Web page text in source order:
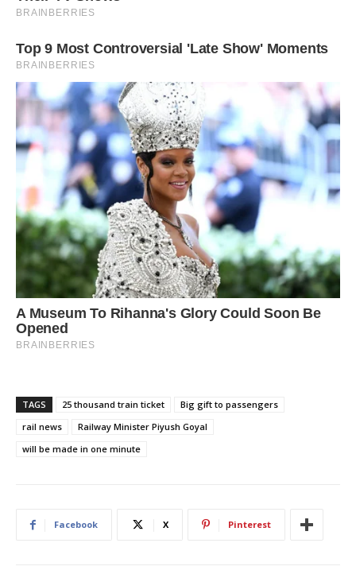
TAGS 25 thousand train ticket
Big gift to passengers
rail news
Railway Minister Piyush Goyal
will be made in one minute
Facebook X Pinterest